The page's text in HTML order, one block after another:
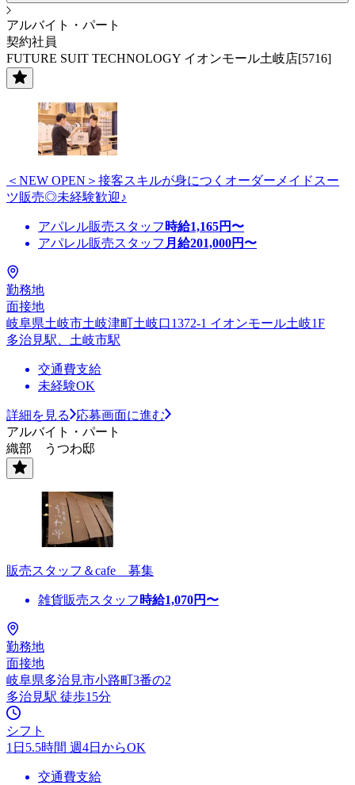
アルバイト・パート
契約社員
FUTURE SUIT TECHNOLOGY イオンモール土岐店[5716]
＜NEW OPEN＞接客スキルが身につくオーダーメイドスー
ツ販売◎未経験歓迎♪
アパレル販売スタッフ 時給1,165円〜
アパレル販売スタッフ 月給201,000円〜
勤務地
面接地
岐阜県土岐市土岐津町土岐口1372-1 イオンモール土岐1F
多治見駅、土岐市駅
交通費支給
未経験OK
詳細を見る
応募画面に進む
アルバイト・パート
織部 うつわ邸
販売スタッフ＆cafe 募集
雑貨販売スタッフ 時給1,070円〜
勤務地
面接地
岐阜県多治見市小路町3番の2
多治見駅 徒歩15分
シフト
1日5.5時間 週4日からOK
交通費支給